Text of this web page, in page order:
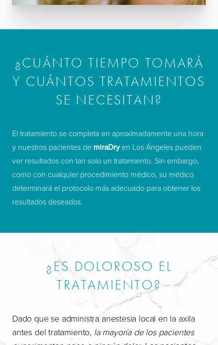
¿CUÁNTO TIEMPO TOMARÁ
Y CUÁNTOS TRATAMIENTOS
SE NECESITAN?
El tratamiento se completa en aproximadamente una hora
y nuestros pacientes de miraDryen Los Ángeles pueden
ver resultados con tan solo un tratamiento. Sin embargo,
como con cualquier procedimiento médico, su médico
determinará el protocolo más adecuado para obtener los
resultados deseados.
¿ES DOLOROSO EL
TRATAMIENTO?
Dado que se administra anestesia local en la axila
antes del tratamiento, la mayoría de los pacientes